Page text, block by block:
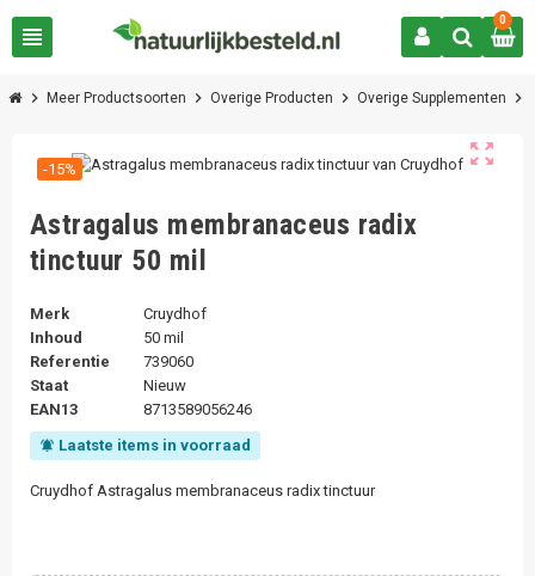
view_headline
0
chevron_right Meer Productsoorten chevron_right Overige Producten chevron_right Overige Supplementen chevron_right
zoom_out_map
-15%
Astragalus membranaceus radix
tinctuur 50 mil
Merk
Cruydhof
Inhoud
50 mil
Referentie
739060
Staat
Nieuw
EAN13
8713589056246
notifications_active Laatste items in voorraad
Cruydhof Astragalus membranaceus radix tinctuur